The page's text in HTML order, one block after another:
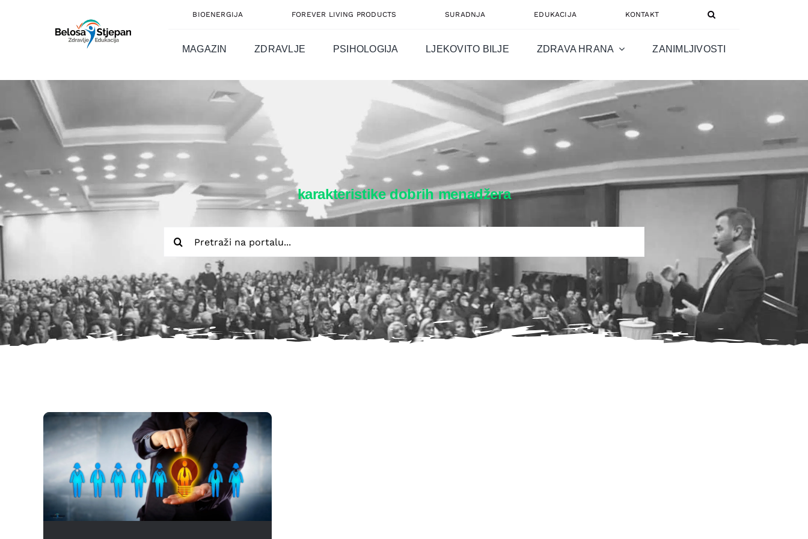
BIOENERGIJA FOREVER LIVING PRODUCTS SURADNJA EDUKACIJA KONTAKT
MAGAZIN ZDRAVLJE PSIHOLOGIJA LJEKOVITO BILJE ZDRAVA HRANA ZANIMLJIVOSTI
karakteristike dobrih menadžera